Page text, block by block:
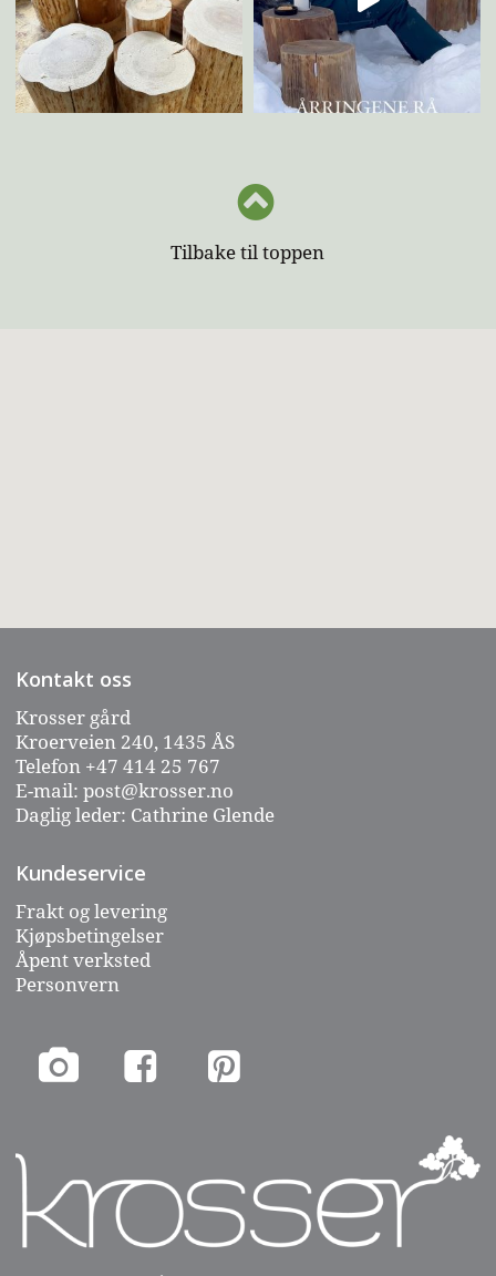
Tilbake til toppen
Kontakt oss
Krosser gård
Kroerveien 240, 1435 ÅS
Telefon +47 414 25 767
E-mail: post@krosser.no
Daglig leder: Cathrine Glende
Kundeservice
Frakt og levering
Kjøpsbetingelser
Åpent verksted
Personvern